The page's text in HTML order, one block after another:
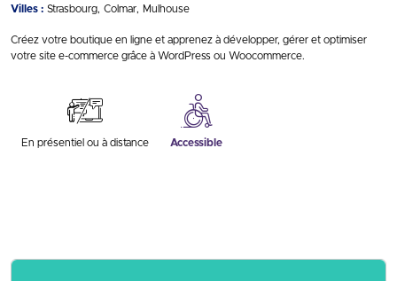
Villes : Strasbourg Colmar Mulhouse
Créez votre boutique en ligne et apprenez à développer, gérer et optimiser
votre site e-commerce grâce à WordPress ou Woocommerce.
En présentiel ou à distance Accessible